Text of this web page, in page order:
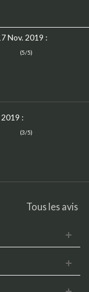
Nov. 2019 :
(5/5)
:
(3/5)
Tous les avis